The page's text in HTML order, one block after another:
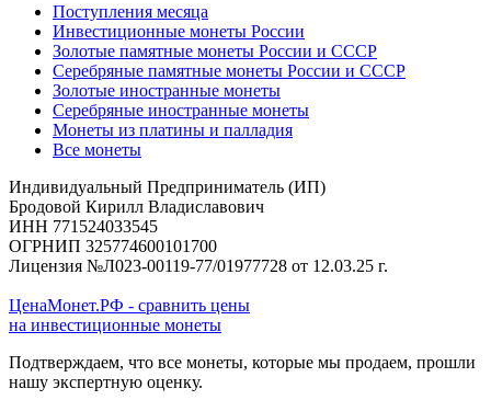
Поступления месяца
Инвестиционные монеты России
Золотые памятные монеты России и СССР
Серебряные памятные монеты России и СССР
Золотые иностранные монеты
Серебряные иностранные монеты
Монеты из платины и палладия
Все монеты
Индивидуальный Предприниматель (ИП)
Бродовой Кирилл Владиславович
ИНН 771524033545
ОГРНИП 325774600101700
Лицензия №Л023-00119-77/01977728 от 12.03.25 г.
ЦенаМонет.РФ - сравнить цены
на инвестиционные монеты
Подтверждаем, что все монеты, которые мы продаем, прошли
нашу экспертную оценку.